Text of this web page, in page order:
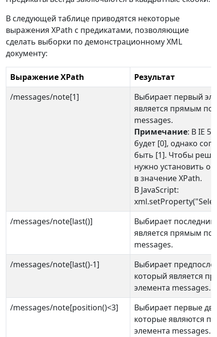
В следующей таблице приводятся некоторые
выражения XPath с предикатами, позволяющие
сделать выборки по демонстрационному XML
документу:
Выражение XPath
Результат
/messages/note[1]
Выбирает первый
является прямым
messages.
Примечание: В IE
будет [0], однако
быть [1]. Чтобы
нужно установить
в значение XPath.
В JavaScript:
/messages/note[last()]
Выбирает
является прямым
messages.
/messages/note[last()-1]
Выбирает
который является
элемента messages.
/messages/note[position()<3]
Выбирает первые
которые являются
элемента messages.